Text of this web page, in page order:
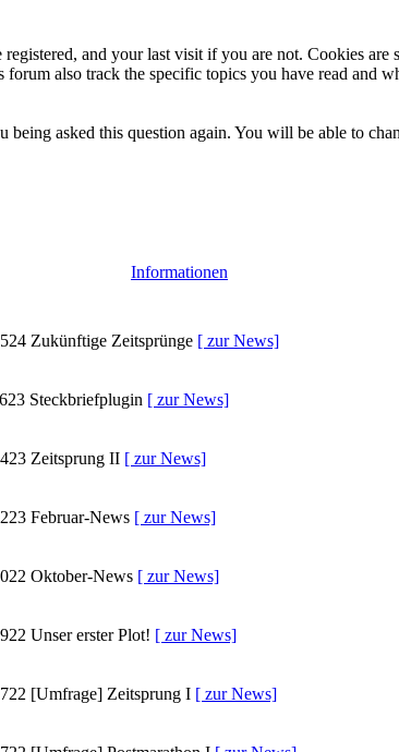
and your last visit if you are not. Cookies
also track the specific topics you have read and
asked this question again. You will be able to
Informationen
Zukünftige Zeitsprünge [ zur News]
Steckbriefplugin [ zur News]
Zeitsprung II [ zur News]
Februar-News [ zur News]
Oktober-News [ zur News]
Unser erster Plot! [ zur News]
[Umfrage] Zeitsprung I [ zur News]